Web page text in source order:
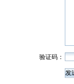
验证码：